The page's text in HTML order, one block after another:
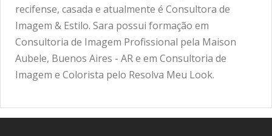
recifense, casada e atualmente é Consultora de
Imagem & Estilo. Sara possui formação em
Consultoria de Imagem Profissional pela Maison
Aubele, Buenos Aires - AR e em Consultoria de
Imagem e Colorista pelo Resolva Meu Look.